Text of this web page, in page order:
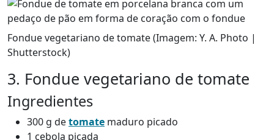
Fondue vegetariano de tomate (Imagem: Y. A. Photo |
Shutterstock)
3. Fondue vegetariano de tomate
Ingredientes
300 g detomate maduro picado
1 cebola picada